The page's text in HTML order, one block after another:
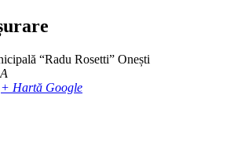
“Radu Rosetti” Onești
+ Hartă Google